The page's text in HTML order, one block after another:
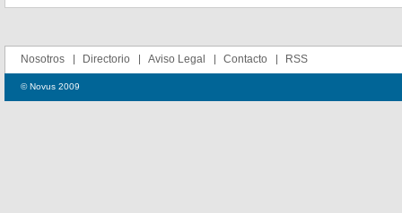
Nosotros Directorio Aviso Legal Contacto RSS
© Novus 2009